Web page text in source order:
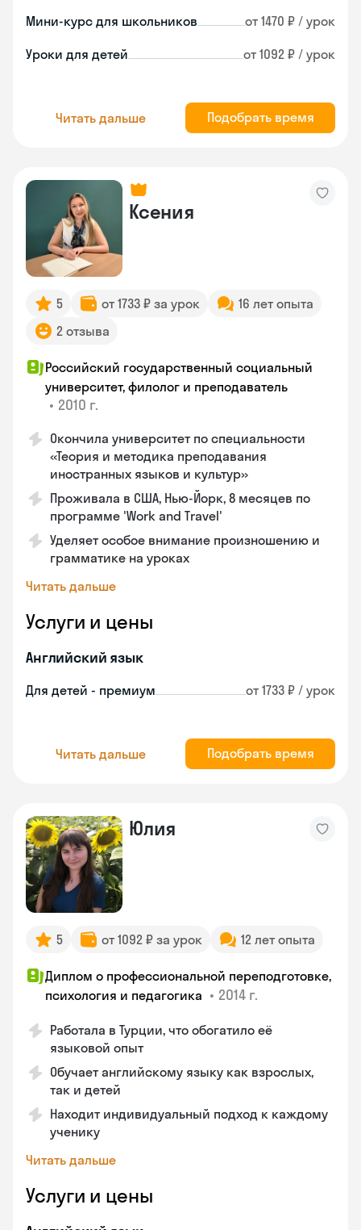
Мини-курс для школьников от 1470 ₽ / урок
Уроки для детей от 1092 ₽ / урок
Читать дальше Подобрать время
Ксения
5 от 1733 ₽ за урок
16 лет опыта
2 отзыва
Российский государственный социальный
университет, филолог и преподаватель
• 2010 г.
Окончила университет по специальности
«Теория и методика преподавания
иностранных языков и культур»
Проживала в США, Нью-Йорк, 8 месяцев по
программе 'Work and Travel'
Уделяет особое внимание произношению и
грамматике на уроках
Читать дальше
Услуги и цены
Английский язык
Для детей - премиум от 1733 ₽ / урок
Читать дальше Подобрать время
Юлия
5 от 1092 ₽ за урок 12 лет опыта
Диплом о профессиональной переподготовке,
психология и педагогика • 2014 г.
Работала в Турции, что обогатило её
языковой опыт
Обучает английскому языку как взрослых,
так и детей
Находит индивидуальный подход к каждому
ученику
Читать дальше
Услуги и цены